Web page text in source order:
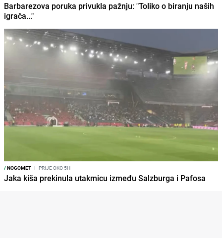
Barbarezova poruka privukla pažnju: "Toliko o biranju naših
igrača..."
/NOGOMET I PRIJE OKO 5H
Jaka kiša prekinula utakmicu između Salzburga i Pafosa